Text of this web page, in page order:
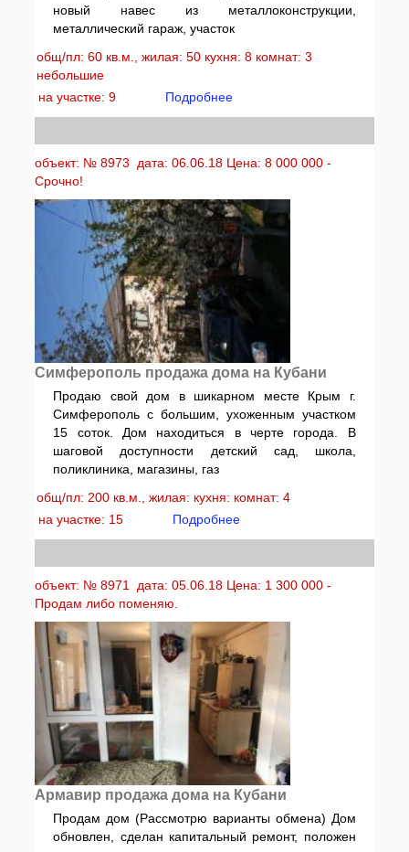
новый навес из металлоконструкции,
металлический гараж, участок
общ/пл: 60 кв.м., жилая: 50 кухня: 8 комнат: 3
небольшие
на участке: 9
Подробнее
объект: № 8973 дата: 06.06.18 Цена: 8 000 000 -
Срочно!
Симферополь продажа дома на Кубани
Продаю свой дом в шикарном месте Крым г.
Симферополь с большим, ухоженным участком
15 соток. Дом находиться в черте города. В
шаговой доступности детский сад, школа,
поликлиника, магазины, газ
общ/пл: 200 кв.м., жилая: кухня: комнат: 4
на участке: 15
Подробнее
объект: № 8971 дата: 05.06.18 Цена: 1 300 000 -
Продам либо поменяю.
Армавир продажа дома на Кубани
Продам дом (Рассмотрю варианты обмена) Дом
обновлен, сделан капитальный ремонт, положен